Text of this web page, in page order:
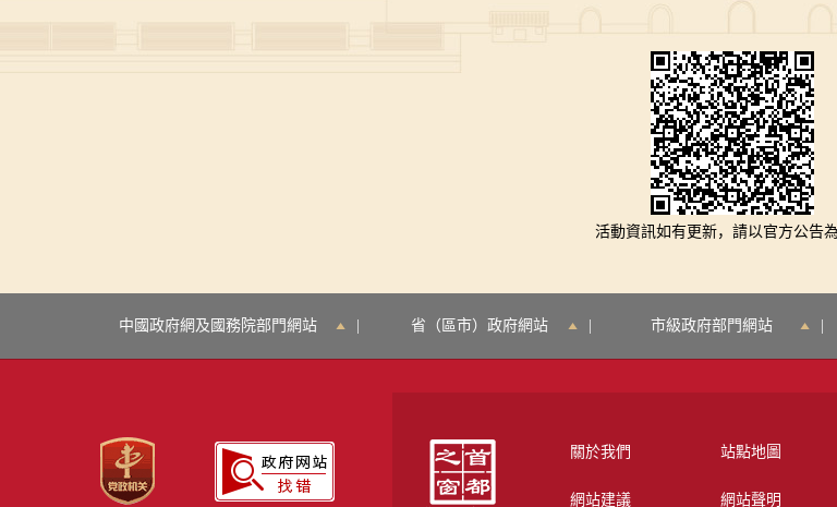
活動資訊如有更新，請以官方公告為
中國政府網及國務院部門網站 省（區市）政府網站 市級政府部門網站
關於我們 站點地圖
網站建議 網站聲明